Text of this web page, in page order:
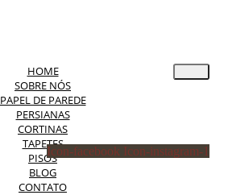
HOME
SOBRE NÓS
PAPEL DE PAREDE
PERSIANAS
CORTINAS
TAPETES
PISOS
BLOG
CONTATO
Icon-facebook Icon-instagram-1